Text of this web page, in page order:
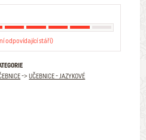
odpovídající stáří)
->UČEBNICE - JAZYKOVÉ